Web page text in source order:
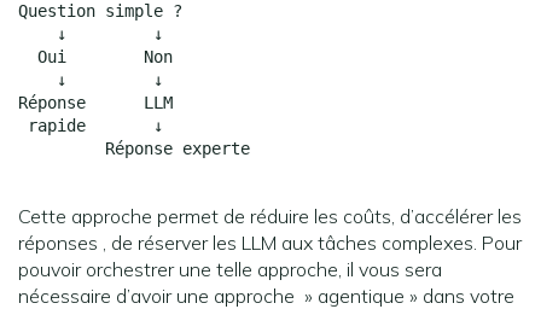
Question simple ?
    ↓         ↓
  Oui        Non
    ↓         ↓
Réponse      LLM
rapide       ↓
         Réponse experte
Cette approche permet de réduire les coûts, d’accélérer les
réponses , de réserver les LLM aux tâches complexes. Pour
pouvoir orchestrer une telle approche, il vous sera
nécessaire d’avoir une approche » agentique » dans votre